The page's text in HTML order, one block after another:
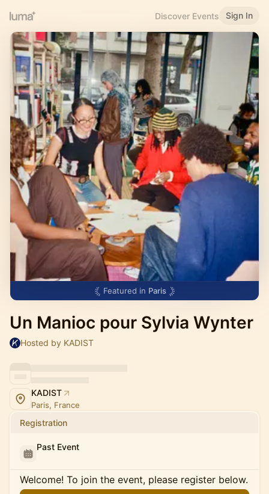
Discover Events Sign In
Featured in Paris
Un Manioc pour Sylvia Wynter
Hosted by KADIST
KADIST
Paris, France
Registration
Past Event
Welcome! To join the event, please register below.